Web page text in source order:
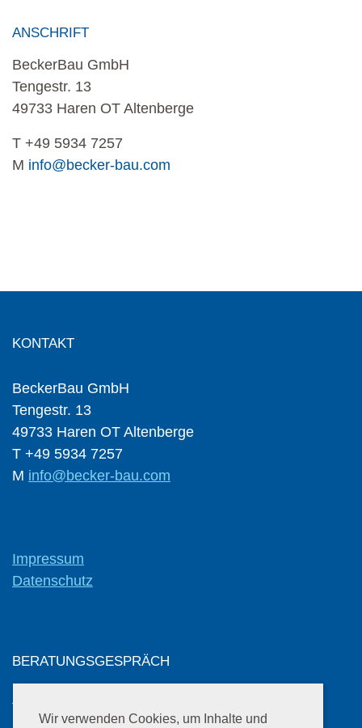
Wir verwenden Cookies, um Inhalte und
ANSCHRIFT
BeckerBau GmbH
Tengestr. 13
49733 Haren OT Altenberge
T +49 5934 7257
M info@becker-bau.com
KONTAKT
BeckerBau GmbH
Tengestr. 13
49733 Haren OT Altenberge
T +49 5934 7257
M info@becker-bau.com
Impressum
Datenschutz
BERATUNGSGESPRÄCH
für Grundrissentwurf und Kostenschätzung